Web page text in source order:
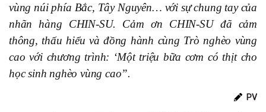
vùng núi phía Bắc, Tây Nguyên… với sự chung tay của
nhãn hàng CHIN-SU. Cảm ơn CHIN-SU đã cảm
thông, thấu hiểu và đồng hành cùng Trò nghèo vùng
cao với chương trình: ‘Một triệu bữa cơm có thịt cho
học sinh nghèo vùng cao”.
PV